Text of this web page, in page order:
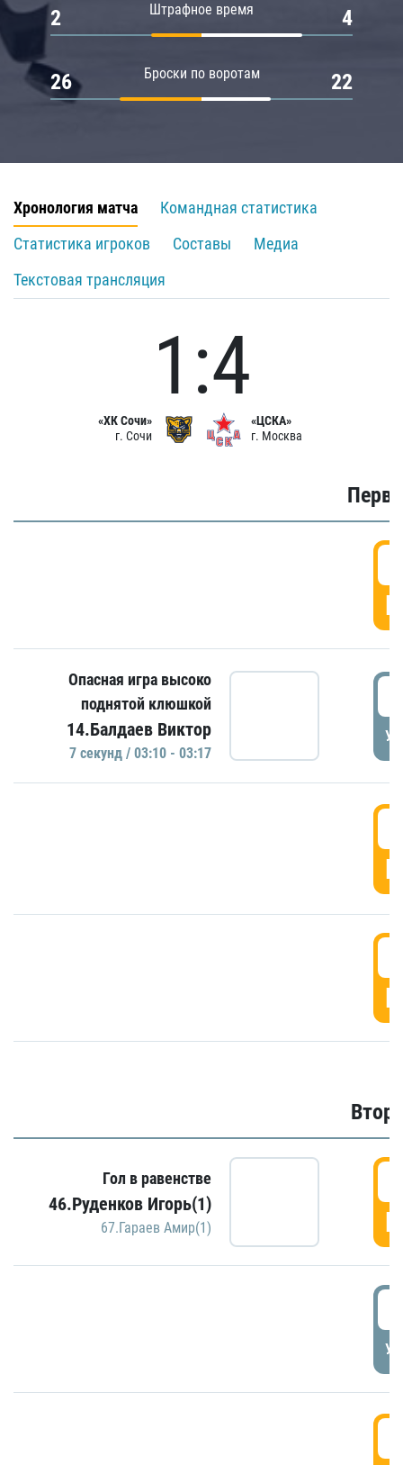
Штрафное время
2 4
Броски по воротам
26 22
Хронология матча
Командная статистика
Статистика игроков
Составы
Медиа
Текстовая трансляция
«ХК Сочи»
г. Сочи
1:4
«ЦСКА»
г. Москва
Опасная игра высоко
поднятой клюшкой
14.Балдаев Виктор
7 секунд / 03:10 - 03:17
Гол в равенстве
46.Руденков Игорь(1)
67.Гараев Амир(1)